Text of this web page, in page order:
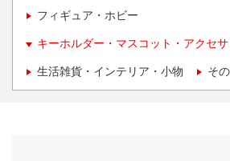
フィギュア・ホビー
キーホルダー・マスコット・アクセ
生活雑貨・インテリア・小物 そ